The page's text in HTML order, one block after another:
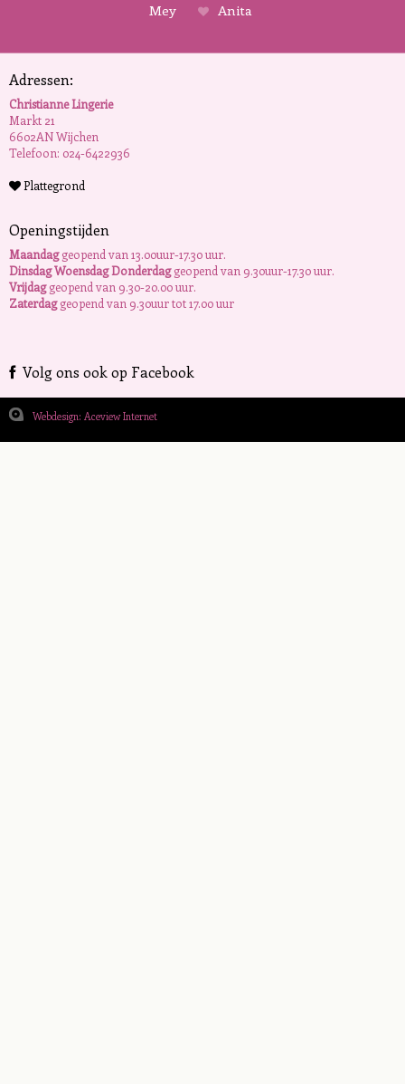
Mey
Anita
Adressen:
Christianne Lingerie
Markt 21
6602AN Wijchen
Telefoon: 024-6422936
Plattegrond
Openingstijden
Maandaggeopend van 13.00uur-17.30 uur.
Dinsdag Woensdag Donderdaggeopend van 9.30uur-17.30 uur.
Vrijdaggeopend van 9.30-20.00 uur.
Zaterdaggeopend van 9.30uur tot 17.00 uur
Volg ons ook op Facebook
Webdesign: Aceview Internet